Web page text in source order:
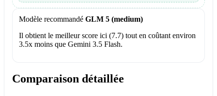
Modèle recommandé GLM 5 (medium)
Il obtient le meilleur score ici (7.7) tout en coûtant environ
3.5x moins que Gemini 3.5 Flash.
Comparaison détaillée